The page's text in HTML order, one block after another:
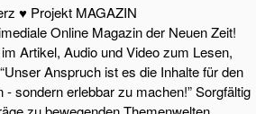
♥ Projekt MAGAZIN
Online Magazin der Neuen Zeit!
Artikel, Audio und Video zum Lesen,
Anspruch ist es die Inhalte für den
sondern erlebbar zu machen!” Sorgfältig